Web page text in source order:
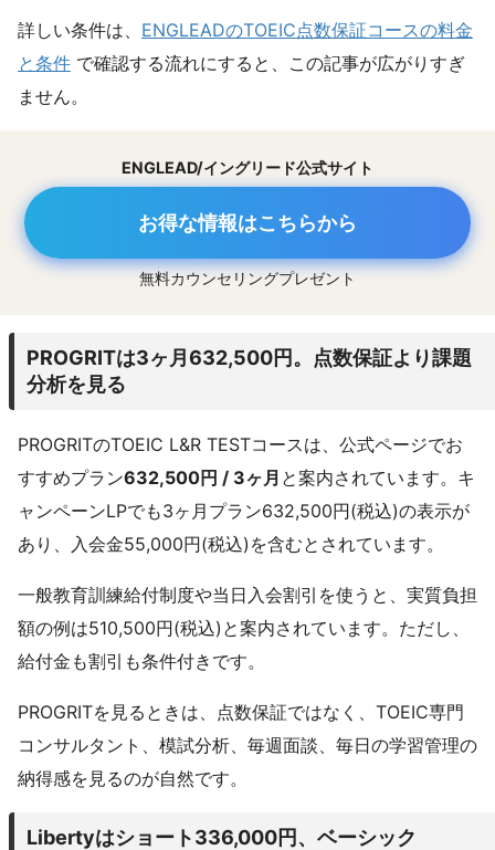
詳しい条件は、 ENGLEADのTOEIC点数保証コースの料金
と条件 で確認する流れにすると、この記事が広がりすぎ
ません。
ENGLEAD/イングリード公式サイト
お得な情報はこちらから
無料カウンセリングプレゼント
PROGRITは3ヶ月632,500円。点数保証より課題
分析を見る
PROGRITのTOEIC L&R TESTコースは、公式ページでお
すすめプラン632,500円 / 3ヶ月 と案内されています。キ
ャンペーンLPでも3ヶ月プラン632,500円(税込)の表示が
あり、入会金55,000円(税込)を含むとされています。
一般教育訓練給付制度や当日入会割引を使うと、実質負担
額の例は510,500円(税込)と案内されています。ただし、
給付金も割引も条件付きです。
PROGRITを見るときは、点数保証ではなく、TOEIC専門
コンサルタント、模試分析、毎週面談、毎日の学習管理の
納得感を見るのが自然です。
Libertyはショート336,000円、ベーシック